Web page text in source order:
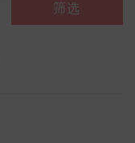
筛选